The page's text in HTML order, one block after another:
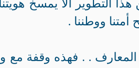
هذا التطوير ألا يمسخ
أمتنا ووطننا .
المعارف . . فهذه وقفة مع